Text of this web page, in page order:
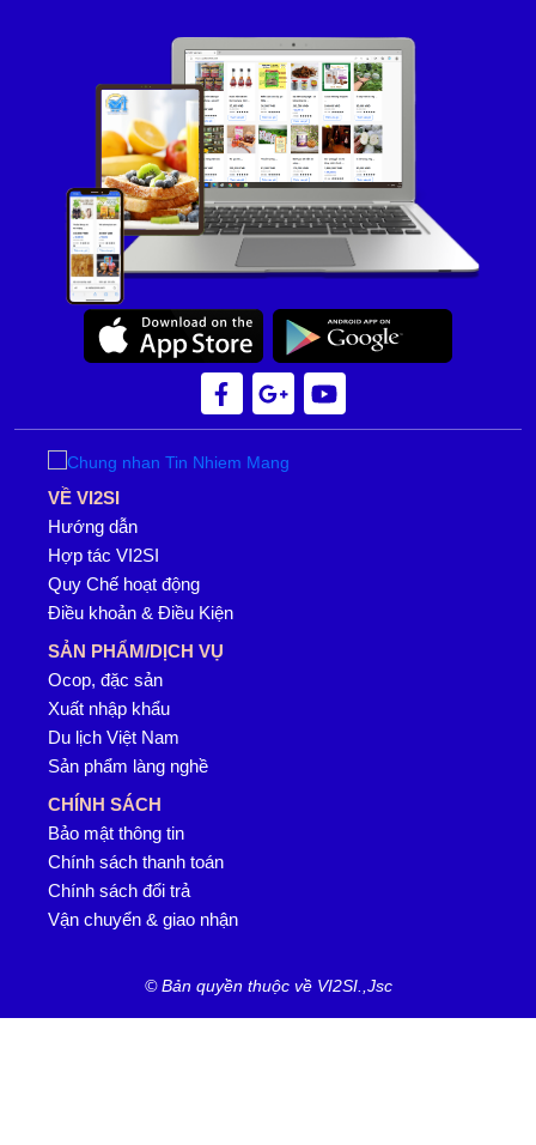
VỀ VI2SI
Hướng dẫn
Hợp tác VI2SI
Quy Chế hoạt động
Điều khoản & Điều Kiện
SẢN PHẨM/DỊCH VỤ
Ocop, đặc sản
Xuất nhập khẩu
Du lịch Việt Nam
Sản phẩm làng nghề
CHÍNH SÁCH
Bảo mật thông tin
Chính sách thanh toán
Chính sách đổi trả
Vận chuyển & giao nhận
© Bản quyền thuộc về VI2SI.,Jsc